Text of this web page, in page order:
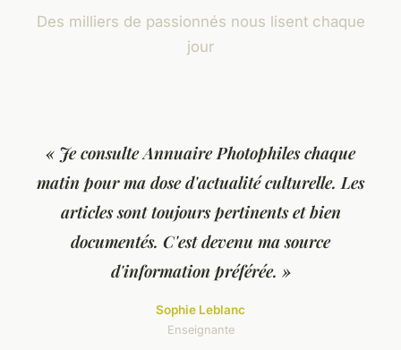
Des milliers de passionnés nous lisent chaque
jour
« Je consulte Annuaire Photophiles chaque
matin pour ma dose d'actualité culturelle. Les
articles sont toujours pertinents et bien
documentés. C'est devenu ma source
d'information préférée. »
Sophie Leblanc
Enseignante